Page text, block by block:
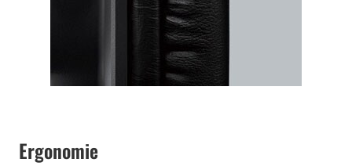
Ergonomie